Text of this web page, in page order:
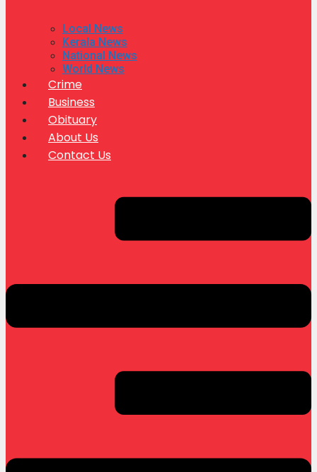
Local News
Kerala News
National News
World News
Crime
Business
Obituary
About Us
Contact Us